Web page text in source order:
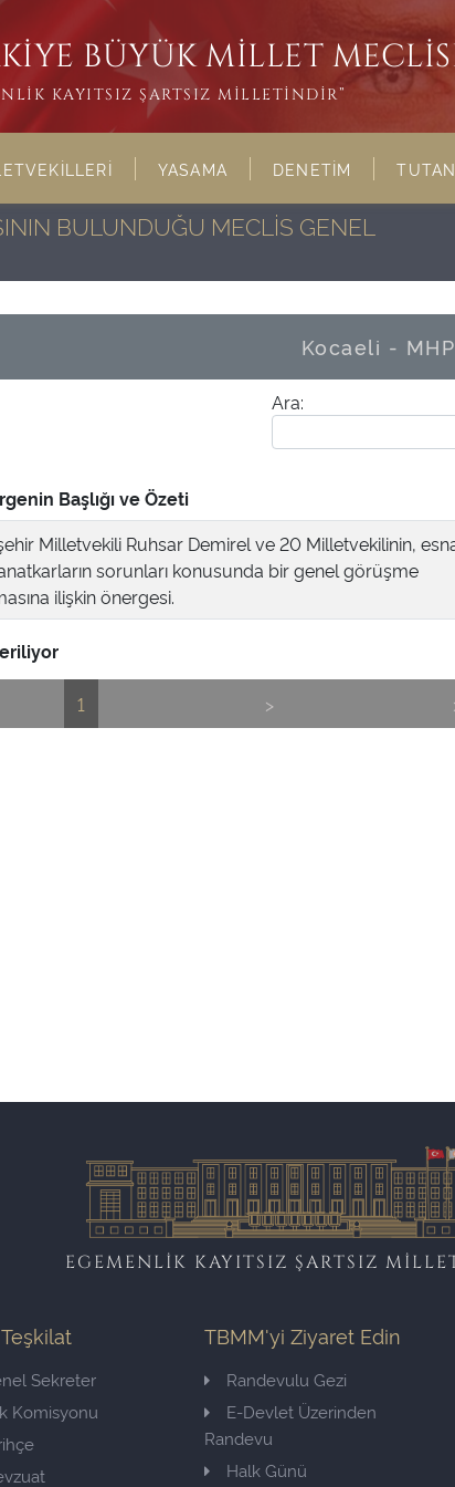
BÜYÜK MİLLET
KAYITSIZ ŞARTSIZ MİLLETİNDİR”
YASAMA DENETİM
BULUNDUĞU MECLİS GENEL
Kocaeli - MHP
Ara:
Başlığı ve Özeti
Milletvekili Ruhsar Demirel ve 20 Milletvekilinin,
sorunları konusunda bir genel görüşme
ilişkin önergesi.
1 >
EGEMENLİK KAYITSIZ ŞARTSIZ
Sekreter
Komisyonu
TBMM'yi Ziyaret Edin
Randevulu Gezi
E-Devlet Üzerinden
Randevu
Halk Günü